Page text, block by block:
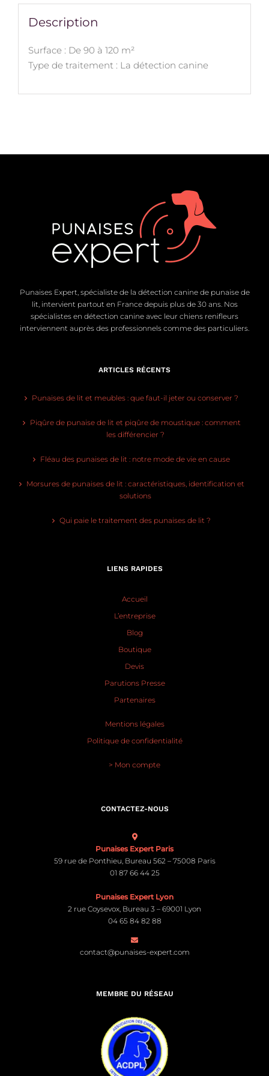
Description
Surface : De 90 à 120 m²
Type de traitement : La détection canine
Punaises Expert, spécialiste de la détection canine de punaise de
lit, intervient partout en France depuis plus de 30 ans. Nos
spécialistes en détection canine avec leur chiens renifleurs
interviennent auprès des professionnels comme des particuliers.
ARTICLES RÉCENTS
Punaises de lit et meubles : que faut-il jeter ou conserver ?
Piqûre de punaise de lit et piqûre de moustique : comment
les différencier ?
Fléau des punaises de lit : notre mode de vie en cause
Morsures de punaises de lit : caractéristiques, identification et
solutions
Qui paie le traitement des punaises de lit ?
LIENS RAPIDES
Accueil
L’entreprise
Blog
Boutique
Devis
Parutions Presse
Partenaires
Mentions légales
Politique de confidentialité
> Mon compte
CONTACTEZ-NOUS
Punaises Expert Paris
59 rue de Ponthieu, Bureau 562 – 75008 Paris
01 87 66 44 25
Punaises Expert Lyon
2 rue Coysevox, Bureau 3 – 69001 Lyon
04 65 84 82 88
contact@punaises-expert.com
MEMBRE DU RÉSEAU